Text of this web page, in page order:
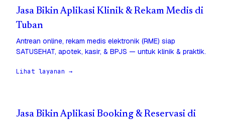
Jasa Bikin Aplikasi Klinik & Rekam Medis di
Tuban
Antrean online, rekam medis elektronik (RME) siap
SATUSEHAT, apotek, kasir, & BPJS — untuk klinik & praktik.
Lihat layanan →
Jasa Bikin Aplikasi Booking & Reservasi di